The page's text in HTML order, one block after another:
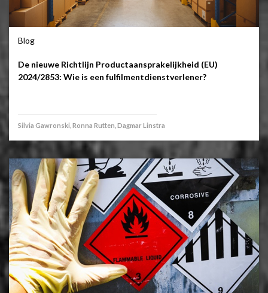
Blog
De nieuwe Richtlijn Productaansprakelijkheid (EU)
2024/2853: Wie is een fulfilmentdienstverlener?
Silvia Gawronski, Ronna Rutten, Dagmar Linstra